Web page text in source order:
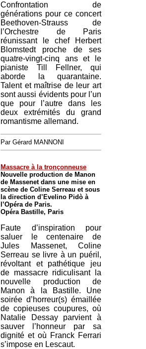
Confrontation de
générations pour ce concert
Beethoven-Strauss de
l’Orchestre de Paris
réunissant le chef Herbert
Blomstedt proche de ses
quatre-vingt-cinq ans et le
pianiste Till Fellner, qui
aborde la quarantaine.
Talent et maîtrise de leur art
sont aussi évidents pour l’un
que pour l’autre dans les
deux extrémités du grand
romantisme allemand.
Par Gérard MANNONI
Massacre à la tronçonneuse
Nouvelle production de Manon
de Massenet dans une mise en
scène de Coline Serreau et sous
la direction d’Evelino Pidò à
l’Opéra de Paris.
Opéra Bastille, Paris
Faute d’inspiration pour
saluer le centenaire de
Jules Massenet, Coline
Serreau se livre à un puéril,
révoltant et pathétique jeu
de massacre ridiculisant la
nouvelle production de
Manon à la Bastille. Une
soirée d’horreur(s) émaillée
de copieuses coupures, où
Natalie Dessay parvient à
sauver l’honneur par sa
dignité et où Franck Ferrari
s’impose en Lescaut.